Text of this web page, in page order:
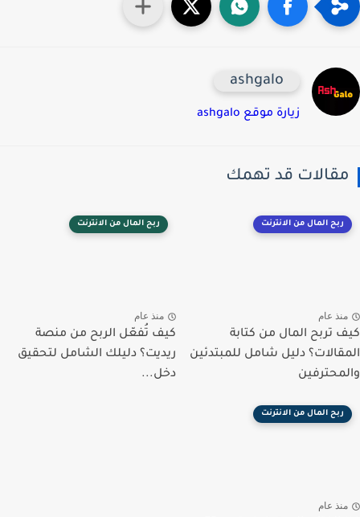
ashgalo
زيارة موقع ashgalo
قد تهمك
ربح المال من الانترنت
عام
تربح المال من كتابة
دليل شامل للمبتدئين
ربح المال من الانترنت
منذ عام
كيف تُفعّل الربح من منصة
ريديت؟ دليلك الشامل لتحقيق
دخل...
ربح المال من الانترنت
عام